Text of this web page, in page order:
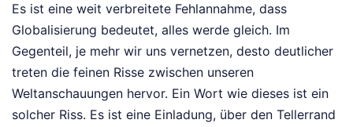
Es ist eine weit verbreitete Fehlannahme, dass
Globalisierung bedeutet, alles werde gleich. Im
Gegenteil, je mehr wir uns vernetzen, desto deutlicher
treten die feinen Risse zwischen unseren
Weltanschauungen hervor. Ein Wort wie dieses ist ein
solcher Riss. Es ist eine Einladung, über den Tellerrand